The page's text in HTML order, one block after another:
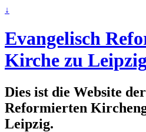
↓
Evangelisch
Kirche zu
Dies ist die Website
Reformierten
Leipzig.